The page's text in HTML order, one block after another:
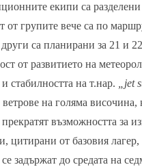
екипи са
от групите вече са по
са планирани за 21 и
от развитието на
стабилността на т.нар.
„jet
на голяма височина,
прекратят възможността за
цитирани от базовия лагер,
задържат до средата на